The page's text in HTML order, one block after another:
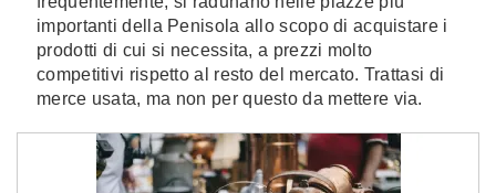
importanti della Penisola allo scopo di acquistare i
prodotti di cui si necessita, a prezzi molto
competitivi rispetto al resto del mercato. Trattasi di
merce usata, ma non per questo da mettere via.